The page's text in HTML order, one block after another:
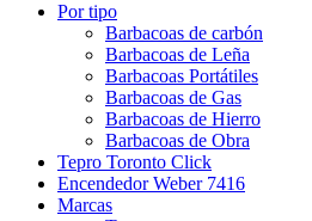
Por tipo
Barbacoas de carbón
Barbacoas de Leña
Barbacoas Portátiles
Barbacoas de Gas
Barbacoas de Hierro
Barbacoas de Obra
Tepro Toronto Click
Encendedor Weber 7416
Marcas